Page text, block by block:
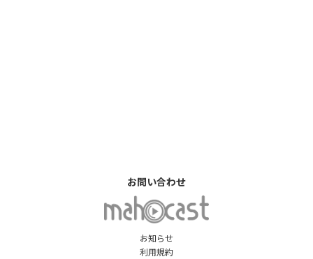
お知らせ
利用規約
お問い合わせ